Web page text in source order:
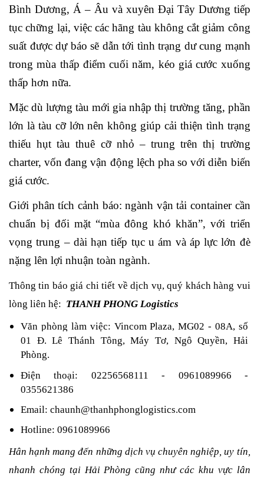
Bình Dương, Á – Âu và xuyên Đại Tây Dương tiếp
tục chững lại, việc các hãng tàu không cắt giảm công
suất được dự báo sẽ dẫn tới tình trạng dư cung mạnh
trong mùa thấp điểm cuối năm, kéo giá cước xuống
thấp hơn nữa.
Mặc dù lượng tàu mới gia nhập thị trường tăng, phần
lớn là tàu cỡ lớn nên không giúp cải thiện tình trạng
thiếu hụt tàu thuê cỡ nhỏ – trung trên thị trường
charter, vốn đang vận động lệch pha so với diễn biến
giá cước.
Giới phân tích cảnh báo: ngành vận tải container cần
chuẩn bị đối mặt “mùa đông khó khăn”, với triển
vọng trung – dài hạn tiếp tục u ám và áp lực lớn đè
nặng lên lợi nhuận toàn ngành.
Thông tin báo giá chi tiết về dịch vụ, quý khách hàng vui
lòng liên hệ: THANH PHONG Logistics
Văn phòng làm việc: Vincom Plaza, MG02 - 08A, số
01 Đ. Lê Thánh Tông, Máy Tơ, Ngô Quyền, Hải
Phòng.
Điện thoại: 02256568111 - 0961089966 -
0355621386
Email: chaunh@thanhphonglogistics.com
Hotline: 0961089966
Hân hạnh mang đến những dịch vụ chuyên nghiệp, uy tín,
nhanh chóng tại Hải Phòng cũng như các khu vực lân